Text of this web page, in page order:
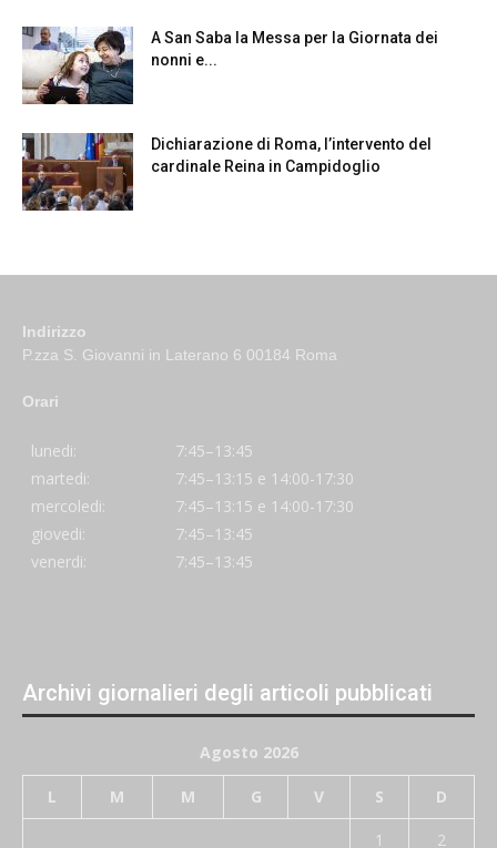
A San Saba la Messa per la Giornata dei
nonni e...
Dichiarazione di Roma, l’intervento del
cardinale Reina in Campidoglio
Indirizzo
P.zza S. Giovanni in Laterano 6 00184 Roma
Orari
lunedi:
7:45–13:45
martedi:
7:45–13:15 e 14:00-17:30
mercoledi:
7:45–13:15 e 14:00-17:30
giovedi:
7:45–13:45
venerdi:
7:45–13:45
Archivi giornalieri degli articoli pubblicati
Agosto 2026
L M M G V S D
1 2